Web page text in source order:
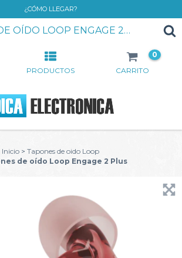
¿CÓMO LLEGAR?
TAPONES DE OÍDO LOOP ENGAGE 2 PLUS
PRODUCTOS CARRITO
0
Inicio > Tapones de oido Loop
de oído Loop Engage 2 Plus